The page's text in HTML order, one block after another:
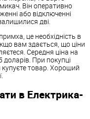
Він оперативно
або відключенні
дві.
це необхідність в
вам здається, що ціни
Середня ціна на
При покупці
товар. Хороший
в Електрика-